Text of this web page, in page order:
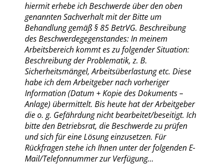
hiermit erhebe ich Beschwerde über den oben
genannten Sachverhalt mit der Bitte um
Behandlung gemäß § 85 BetrVG. Beschreibung
des Beschwerdegegenstandes: In meinem
Arbeitsbereich kommt es zu folgender Situation:
Beschreibung der Problematik, z. B.
Sicherheitsmängel, Arbeitsüberlastung etc. Diese
habe ich dem Arbeitgeber nach vorheriger
Information (Datum + Kopie des Dokuments –
Anlage) übermittelt. Bis heute hat der Arbeitgeber
die o. g. Gefährdung nicht bearbeitet/beseitigt. Ich
bitte den Betriebsrat, die Beschwerde zu prüfen
und sich für eine Lösung einzusetzen. Für
Rückfragen stehe ich Ihnen unter der folgenden E-
Mail/Telefonnummer zur Verfügung…